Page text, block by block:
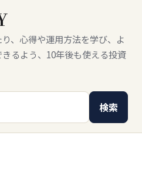
、心得や運用方法を学び、よ
るよう、10年後も使える投資
検索